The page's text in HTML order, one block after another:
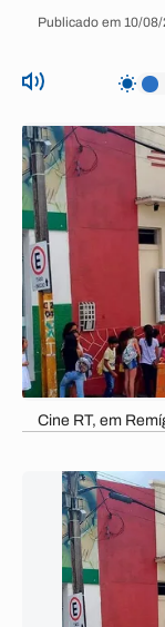
Publicado em 10/
Cine RT, em